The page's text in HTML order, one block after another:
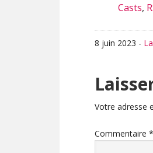
Casts,
8 juin 2023 -
du
Votre adresse
Commentaire *